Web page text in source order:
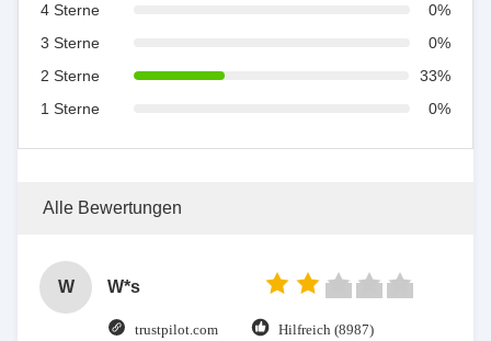
4 Sterne
0%
3 Sterne
0%
2 Sterne
33%
1 Sterne
0%
Alle Bewertungen
W W*s
trustpilot.com Hilfreich (8987)